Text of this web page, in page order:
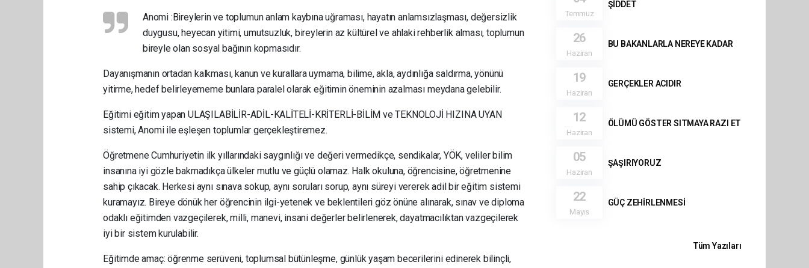
Anomi :Bireylerin ve toplumun anlam kaybına uğraması, hayatın anlamsızlaşması, değersizlik
duygusu, heyecan yitimi, umutsuzluk, bireylerin az kültürel ve ahlaki rehberlik alması, toplumun
bireyle olan sosyal bağının kopmasıdır.
Dayanışmanın ortadan kalkması, kanun ve kurallara uymama, bilime, akla, aydınlığa saldırma, yönünü
yitirme, hedef belirleyememe bunlara paralel olarak eğitimin öneminin azalması meydana gelebilir.
Eğitimi eğitim yapan ULAŞILABİLİR-ADİL-KALİTELİ-KRİTERLİ-BİLİM ve TEKNOLOJİ HIZINA UYAN
sistemi, Anomi ile eşleşen toplumlar gerçekleştiremez.
Öğretmene Cumhuriyetin ilk yıllarındaki saygınlığı ve değeri vermedikçe, sendikalar, YÖK, veliler bilim
insanına iyi gözle bakmadıkça ülkeler mutlu ve güçlü olamaz. Halk okuluna, öğrencisine, öğretmenine
sahip çıkacak. Herkesi aynı sınava sokup, aynı soruları sorup, aynı süreyi vererek adil bir eğitim sistemi
kuramayız. Bireye dönük her öğrencinin ilgi-yetenek ve beklentileri göz önüne alınarak, sınav ve diploma
odaklı eğitimden vazgeçilerek, milli, manevi, insani değerler belirlenerek, dayatmacılıktan vazgeçilerek
iyi bir sistem kurulabilir.
Eğitimde amaç: öğrenme serüveni, toplumsal bütünleşme, günlük yaşam becerilerini edinerek bilinçli,
Temmuz
ŞİDDET
26
Haziran
BU BAKANLARLA NEREYE KADAR
19
Haziran
GERÇEKLER ACIDIR
12
Haziran
ÖLÜMÜ GÖSTER SITMAYA RAZI ET
05
Haziran
ŞAŞIRIYORUZ
22
Mayıs
GÜÇ ZEHİRLENMESİ
Tüm Yazıları